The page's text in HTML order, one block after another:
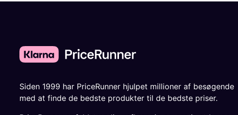
Siden 1999 har PriceRunner hjulpet millioner af besøgende
med at finde de bedste produkter til de bedste priser.